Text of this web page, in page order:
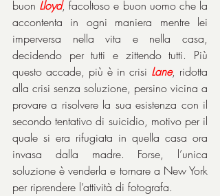
buon Lloyd, facoltoso e buon uomo che la
accontenta in ogni maniera mentre lei
imperversa nella vita e nella casa,
decidendo per tutti e zittendo tutti. Più
questo accade, più è in crisi Lane, ridotta
alla crisi senza soluzione, persino vicina a
provare a risolvere la sua esistenza con il
secondo tentativo di suicidio, motivo per il
quale si era rifugiata in quella casa ora
invasa dalla madre. Forse, l’unica
soluzione è venderla e tornare a New York
per riprendere l’attività di fotografa.